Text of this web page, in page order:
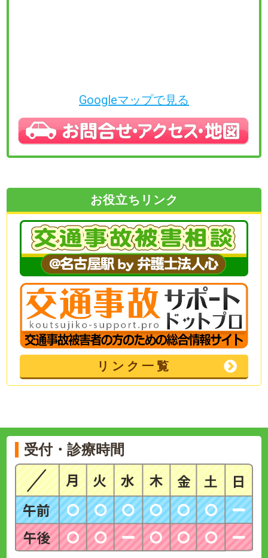
Googleマップで見る
お役立ちリンク
リンク一覧
受付・診療時間